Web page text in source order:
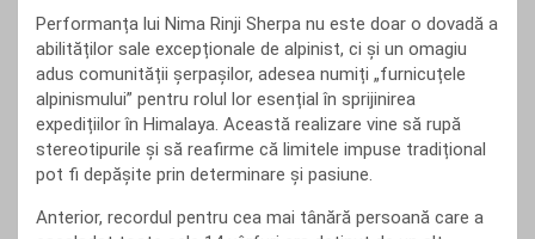
Performanța lui Nima Rinji Sherpa nu este doar o dovadă a
abilităților sale excepționale de alpinist, ci și un omagiu
adus comunității șerpașilor, adesea numiți „furnicuțele
alpinismului” pentru rolul lor esențial în sprijinirea
expedițiilor în Himalaya. Această realizare vine să rupă
stereotipurile și să reafirme că limitele impuse tradițional
pot fi depășite prin determinare și pasiune.
Anterior, recordul pentru cea mai tânără persoană care a